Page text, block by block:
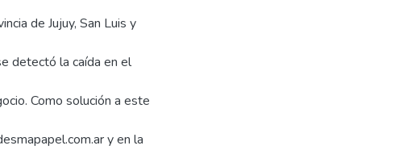
de Jujuy, San Luis y
detectó la caída en el
Como solución a este
y en la